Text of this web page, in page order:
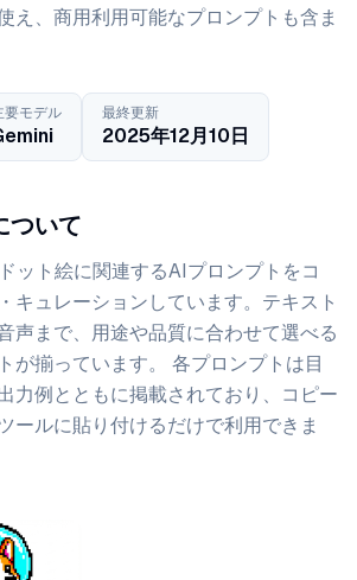
え、商用利用可能なプロンプトも含ま
要モデル 最終更新
2025年12月10日
ついて
ドット絵に関連するAIプロンプトをコ
キュレーションしています。 テキスト
声まで、用途や品質に合わせて選べる
が揃っています。 各プロンプトは目
力例とともに掲載されており、コピー
ールに貼り付けるだけで利用できま